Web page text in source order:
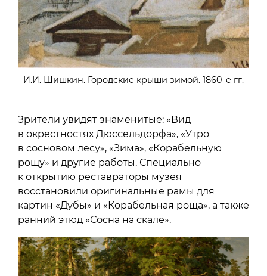
И.И. Шишкин. Городские крыши зимой. 1860-е гг.
Зрители увидят знаменитые: «Вид
в окрестностях Дюссельдорфа», «Утро
в сосновом лесу», «Зима», «Корабельную
рощу» и другие работы. Специально
к открытию реставраторы музея
восстановили оригинальные рамы для
картин «Дубы» и «Корабельная роща», а также
ранний этюд «Сосна на скале».